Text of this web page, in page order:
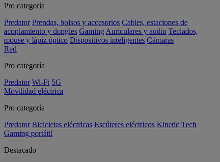
Pro categoría
Predator Prendas, bolsos y accesorios Cables, estaciones de
acoplamiento y dongles Gaming Auriculares y audio Teclados,
mouse y lápiz óptico Dispositivos inteligentes Cámaras
Red
Pro categoría
Predator Wi-Fi 5G
Movilidad eléctrica
Pro categoría
Predator Bicicletas eléctricas Escúteres eléctricos Kinetic Tech
Gaming portátil
Destacado